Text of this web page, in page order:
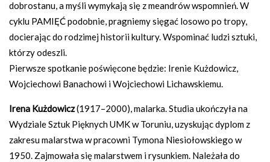
dobrostanu, a myśli wymykają się z meandrów wspomnień. W
cyklu PAMIĘĆ podobnie, pragniemy sięgać losowo po tropy,
docierając do rodzimej historii kultury. Wspominać ludzi sztuki,
którzy odeszli.
Pierwsze spotkanie poświęcone będzie: Irenie Kużdowicz,
Wojciechowi Banachowi i Wojciechowi Lichawskiemu.
Irena Kużdowicz(1917–2000), malarka. Studia ukończyła na
Wydziale Sztuk Pięknych UMK w Toruniu, uzyskując dyplom z
zakresu malarstwa w pracowni Tymona Niesiołowskiego w
1950. Zajmowała się malarstwem i rysunkiem. Należała do